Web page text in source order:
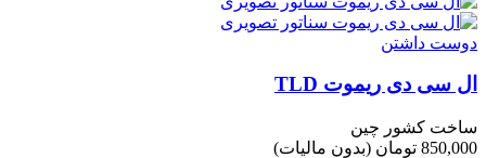
دوست داشتن
ال سی دی ریموت TLD
ساخت کشور چین
850,000 تومان
(بدون مالیات)